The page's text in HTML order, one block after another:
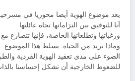
يعد موضوع الهوية أيضا محوريا في
آنا للتوفيق بين التزاماتها تجاه عائلتها
ورغباتها وتطلعاتها الخاصة، فإنها
وماذا تريد من الحياة. يسلط هذا الموضوع
الضوء على مدى تعقيد الهوية الفردية
للضغوط الخارجية أن تشكل إحساسنا